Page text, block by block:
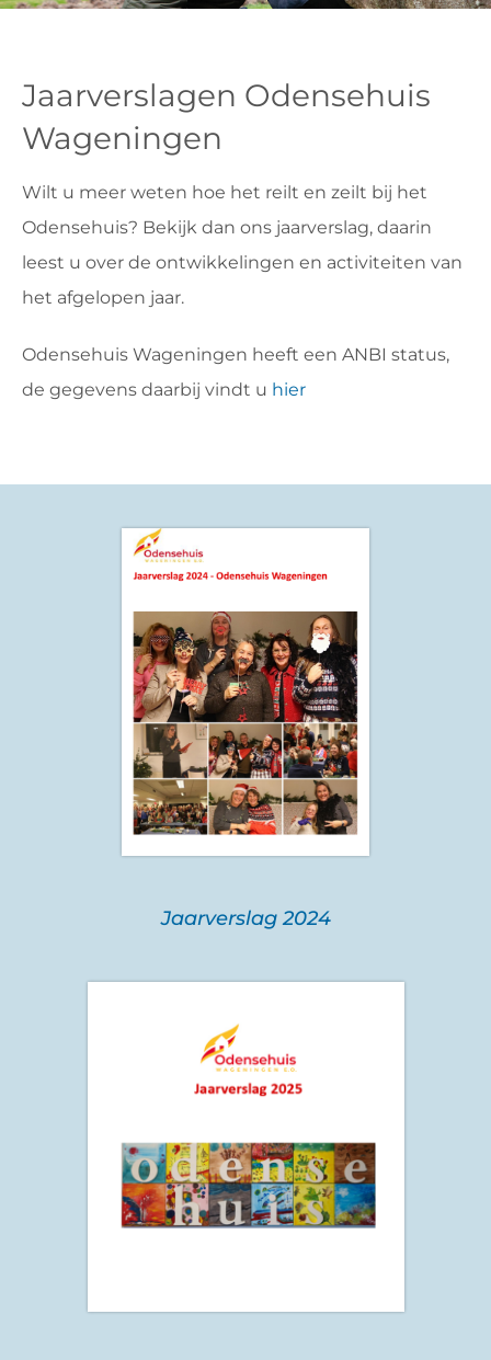
CONTACT
Jaarverslagen Odensehuis
Wageningen
Wilt u meer weten hoe het reilt en zeilt bij het
Odensehuis? Bekijk dan ons jaarverslag, daarin
leest u over de ontwikkelingen en activiteiten van
het afgelopen jaar.
Odensehuis Wageningen heeft een ANBI status,
de gegevens daarbij vindt u hier
Jaarverslag 2024